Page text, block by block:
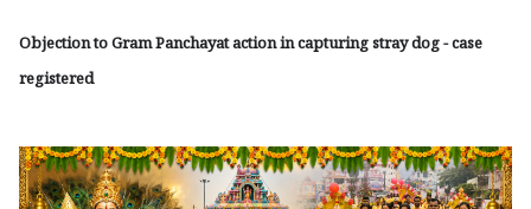
Objection to Gram Panchayat action in capturing stray dog ​​- case
registered